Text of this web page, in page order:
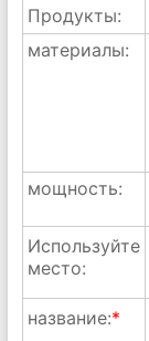
Продукты:
материалы:
мощность:
Используйте
место:
название:*